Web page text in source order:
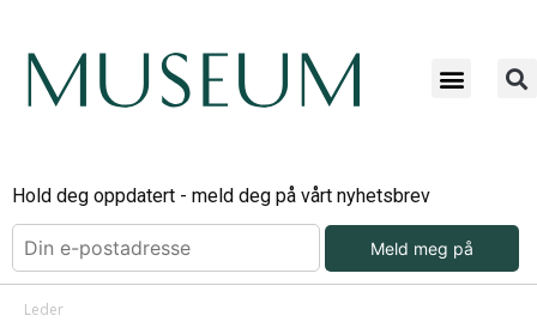
Hold deg oppdatert - meld deg på vårt nyhetsbrev
Meld meg på
Leder